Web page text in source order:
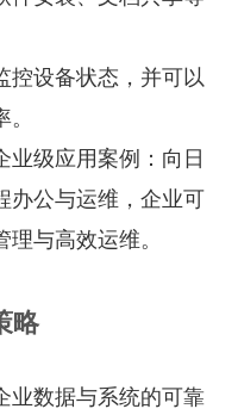
控设备状态，并可以
级应用案例： 向日
办公与运维 ，企业可
与高效运维。
略
业数据与系统的可靠